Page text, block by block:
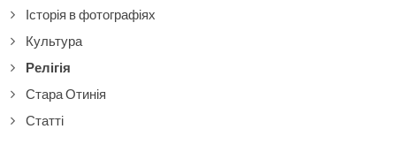
Історія в фотографіях
Культура
Релігія
Стара Отинія
Статті